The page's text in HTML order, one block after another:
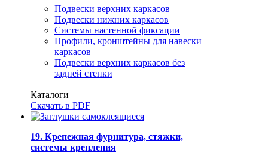
Подвески верхних каркасов
Подвески нижних каркасов
Системы настенной фиксации
Профили, кронштейны для навески
каркасов
Подвески верхних каркасов без
задней стенки
Каталоги
Скачать в PDF
19. Крепежная фурнитура, стяжки,
системы крепления